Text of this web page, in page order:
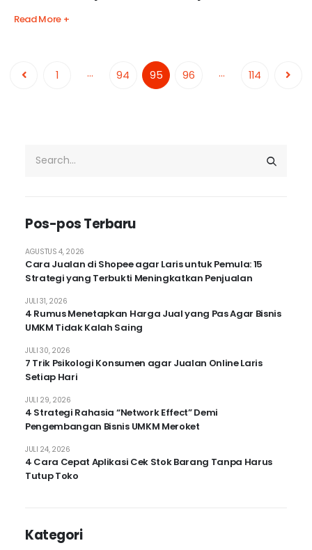
Read More +
1 … 94 95 96 … 114
Pos-pos Terbaru
Cara Jualan di Shopee agar Laris untuk Pemula: 15
Strategi yang Terbukti Meningkatkan Penjualan
AGUSTUS 4, 2026
4 Rumus Menetapkan Harga Jual yang Pas Agar Bisnis
UMKM Tidak Kalah Saing
JULI 31, 2026
7 Trik Psikologi Konsumen agar Jualan Online Laris
Setiap Hari
JULI 30, 2026
4 Strategi Rahasia “Network Effect” Demi
Pengembangan Bisnis UMKM Meroket
JULI 29, 2026
4 Cara Cepat Aplikasi Cek Stok Barang Tanpa Harus
Tutup Toko
JULI 24, 2026
Kategori